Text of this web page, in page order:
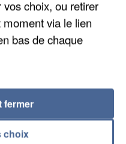
choix, ou retirer
via le lien
bas de chaque
choix
fermer